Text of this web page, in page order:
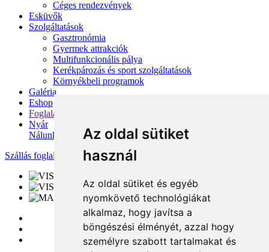
Az oldal sütiket
használ
Az oldal sütiket és egyéb
nyomkövető technológiákat
alkalmaz, hogy javítsa a
böngészési élményét, azzal hogy
személyre szabott tartalmakat és
Céges rendezvények
Esküvők
Szolgáltatások
Gasztronómia
Gyermek attrakciók
Multifunkcionális pálya
Kerékpározás és sport szolgáltatások
Környékbeli programok
Galéria
Eshop
Foglalás
Nyár
Nálunk
Szállás foglalása